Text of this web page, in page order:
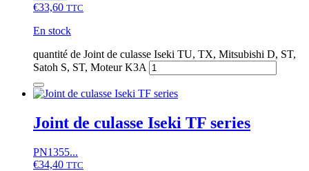
€33,60 TTC
En stock
quantité de Joint de culasse Iseki TU, TX, Mitsubishi D, ST,
Satoh S, ST, Moteur K3A
Joint de culasse Iseki TF series
PN1355...
€34,40 TTC